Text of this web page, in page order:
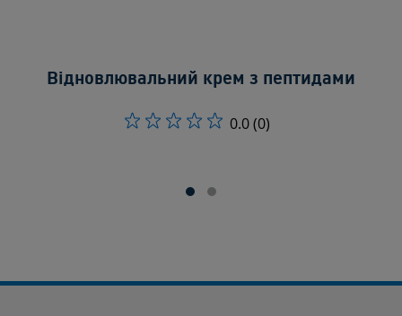
Відновлювальний крем з пептидами
0.0(0)